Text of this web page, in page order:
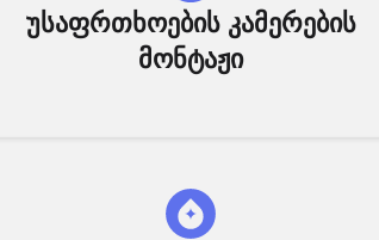
უსაფრთხოების კამერების
მონტაჟი